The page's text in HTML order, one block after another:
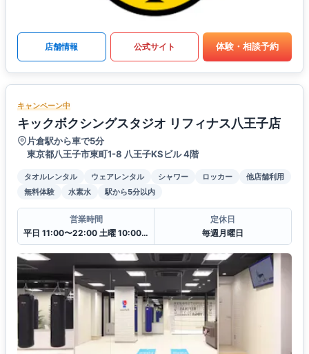
店舗情報 公式サイト 体験・相談予約
キャンペーン中
キックボクシングスタジオ リフィナス八王子店
片倉駅から車で5分
東京都八王子市東町1-8 八王子KSビル 4階
タオルレンタル ウェアレンタル シャワー ロッカー
他店舗利用
無料体験
水素水 駅から5分以内
営業時間
平日 11:00〜22:00 土曜 10:00〜20:00 日・祝 10:00〜18:00
定休日
毎週月曜日